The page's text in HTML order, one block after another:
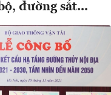
đường sắt...